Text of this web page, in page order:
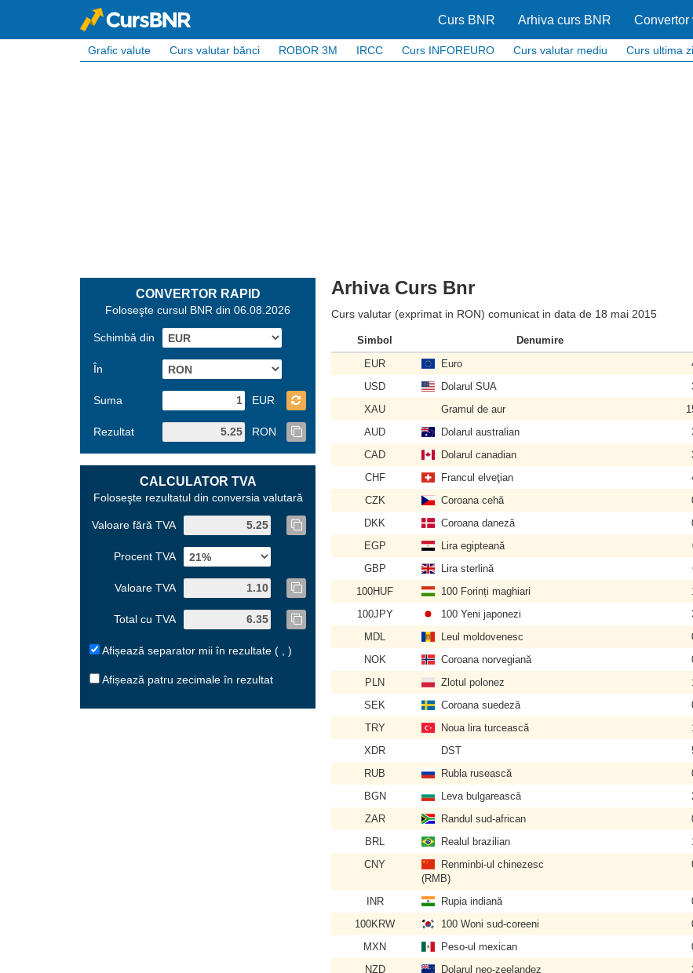
Curs BNR Arhiva curs BNR Convertor
Grafic valute Curs valutar bănci ROBOR 3M IRCC Curs INFOREURO Curs valutar mediu Curs ultima
CONVERTOR RAPID
Foloseşte cursul BNR din 06.08.2026
Schimbă din
În
Suma EUR
Rezultat RON
CALCULATOR TVA
Foloseşte rezultatul din conversia valutară
Valoare fără TVA
Procent TVA
Valoare TVA
Total cu TVA
Afișează separator mii în rezultate ( , )
Afișează patru zecimale în rezultat
Arhiva Curs Bnr
Curs valutar (exprimat in RON) comunicat in data de 18 mai 2015
Simbol Denumire
EUR
Euro
USD
Dolarul SUA
XAU
Gramul de aur
AUD
Dolarul australian
CAD
Dolarul canadian
CHF
Francul elveţian
CZK
Coroana cehă
DKK
Coroana daneză
EGP
Lira egipteană
GBP
Lira sterlină
100HUF
100 Forinți maghiari
100JPY
100 Yeni japonezi
MDL
Leul moldovenesc
NOK
Coroana norvegiană
PLN
Zlotul polonez
SEK
Coroana suedeză
TRY
Noua lira turcească
XDR
DST
RUB
Rubla rusească
BGN
Leva bulgarească
ZAR
Randul sud-african
BRL
Realul brazilian
CNY
Renminbi-ul chinezesc
(RMB)
INR Rupia indiană
100KRW
100 Woni sud-coreeni
MXN
Peso-ul mexican
NZD
Dolarul neo-zeelandez